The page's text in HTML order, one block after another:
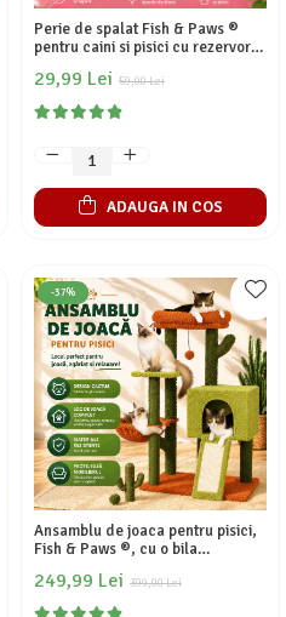
Perie de spalat Fish & Paws ®
pentru caini si pisici cu rezervor
multifunctionala de ingrijire
pentru animale de companie,
ideala pentru masaj si curatarea
59,00 Lei
29,99 Lei
ADAUGA IN COS
-37%
Ansamblu de joaca pentru pisici,
Fish & Paws ®, cu o bila
si doua platforme confectionate
din fibra rezistenta din sisal
399,00 Lei
249,99 Lei